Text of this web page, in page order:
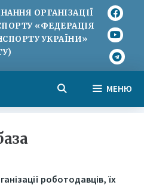
ОРГАНІЗАЦІЇ
«ФЕДЕРАЦІЯ
УКРАЇНИ»
МЕНЮ
роботодавців, їх